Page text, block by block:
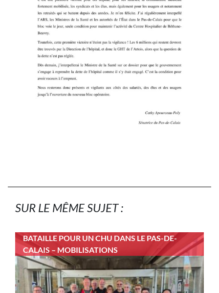
SUR LE MÊME SUJET :
BATAILLE POUR UN CHU DANS LE PAS-DE-
CALAIS – MOBILISATIONS